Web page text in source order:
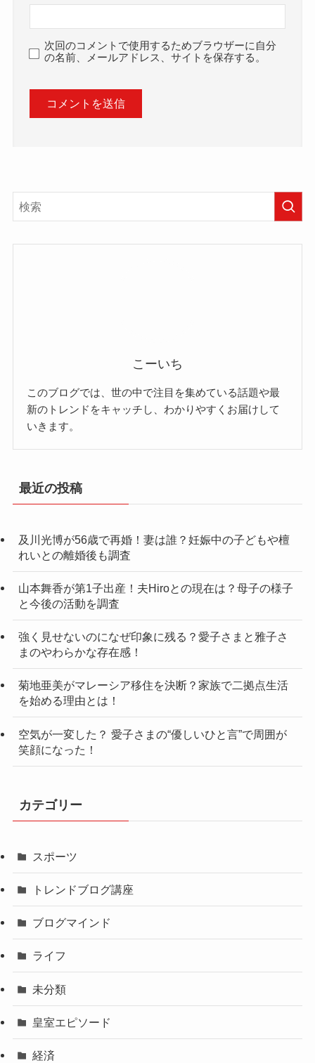
次回のコメントで使用するためブラウザーに自分
の名前、メールアドレス、サイトを保存する。
こーいち
このブログでは、世の中で注目を集めている話題や最
新のトレンドをキャッチし、わかりやすくお届けして
いきます。
最近の投稿
及川光博が56歳で再婚！妻は誰？妊娠中の子どもや檀
れいとの離婚後も調査
山本舞香が第1子出産！夫Hiroとの現在は？母子の様子
と今後の活動を調査
強く見せないのになぜ印象に残る？愛子さまと雅子さ
まのやわらかな存在感！
菊地亜美がマレーシア移住を決断？家族で二拠点生活
を始める理由とは！
空気が一変した？ 愛子さまの“優しいひと言”で周囲が
笑顔になった！
カテゴリー
スポーツ
トレンドブログ講座
ブログマインド
ライフ
未分類
皇室エピソード
経済